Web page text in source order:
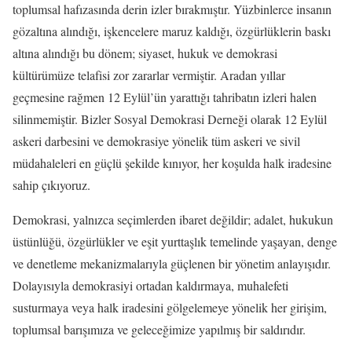
toplumsal hafızasında derin izler bırakmıştır. Yüzbinlerce insanın
gözaltına alındığı, işkencelere maruz kaldığı, özgürlüklerin baskı
altına alındığı bu dönem; siyaset, hukuk ve demokrasi
kültürümüze telafisi zor zararlar vermiştir. Aradan yıllar
geçmesine rağmen 12 Eylül’ün yarattığı tahribatın izleri halen
silinmemiştir. Bizler Sosyal Demokrasi Derneği olarak 12 Eylül
askeri darbesini ve demokrasiye yönelik tüm askeri ve sivil
müdahaleleri en güçlü şekilde kınıyor, her koşulda halk iradesine
sahip çıkıyoruz.
Demokrasi, yalnızca seçimlerden ibaret değildir; adalet, hukukun
üstünlüğü, özgürlükler ve eşit yurttaşlık temelinde yaşayan, denge
ve denetleme mekanizmalarıyla güçlenen bir yönetim anlayışıdır.
Dolayısıyla demokrasiyi ortadan kaldırmaya, muhalefeti
susturmaya veya halk iradesini gölgelemeye yönelik her girişim,
toplumsal barışımıza ve geleceğimize yapılmış bir saldırıdır.